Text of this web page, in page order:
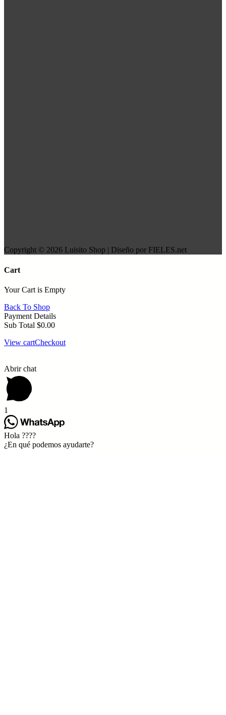
Copyright © 2026 Luisito Shop | Diseño por FIELES.net
Cart
Your Cart is Empty
Back To Shop
Payment Details
Sub Total $0.00
View cartCheckout
Abrir chat
1
Hola ????
¿En qué podemos ayudarte?